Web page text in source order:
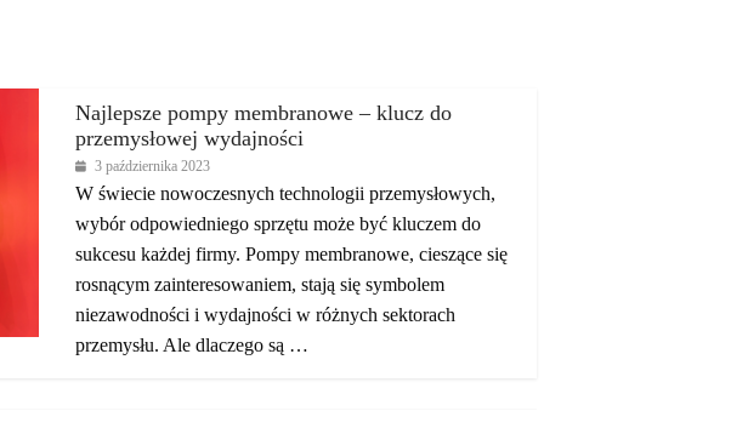
Najlepsze pompy membranowe – klucz do
przemysłowej wydajności
3 października 2023
W świecie nowoczesnych technologii przemysłowych,
wybór odpowiedniego sprzętu może być kluczem do
sukcesu każdej firmy. Pompy membranowe, cieszące się
rosnącym zainteresowaniem, stają się symbolem
niezawodności i wydajności w różnych sektorach
przemysłu. Ale dlaczego są …